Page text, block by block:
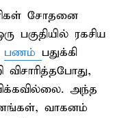
சோதனை
பகுதியில் ரகசிய
பணம் பதுக்கி
அந்த
வாகனம்